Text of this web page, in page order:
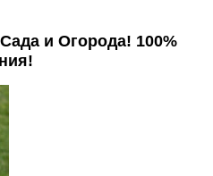
и Огорода! 100%